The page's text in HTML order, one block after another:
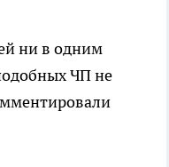
ни в одним
ЧП не